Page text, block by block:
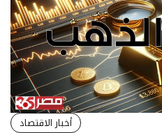
أخبار الاقتصاد